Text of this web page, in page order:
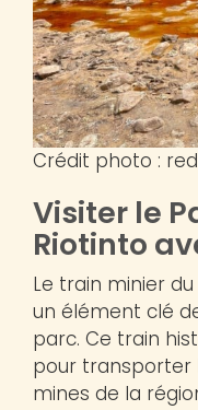
Crédit photo :
Visiter le
Riotinto
Le train minier
un élément clé
parc. Ce train
pour transporter
mines de la